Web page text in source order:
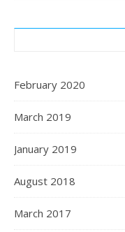
February 2020
March 2019
January 2019
August 2018
March 2017